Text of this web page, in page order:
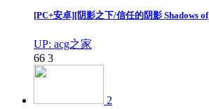
[PC+安卓][阴影之下/信任的阴影 Shadows of
UP: acg之家
66 3
2